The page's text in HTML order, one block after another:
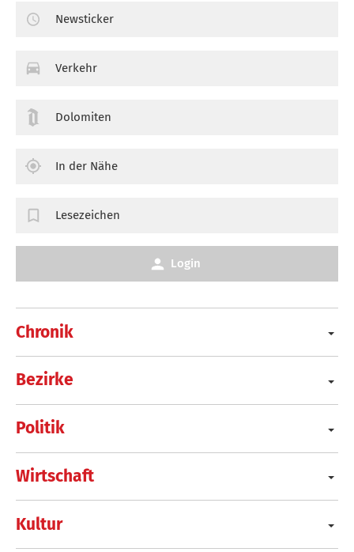
Chronik
Bezirke
Politik
Wirtschaft
Kultur
Newsticker
Verkehr
Dolomiten
In der Nähe
Lesezeichen
Login